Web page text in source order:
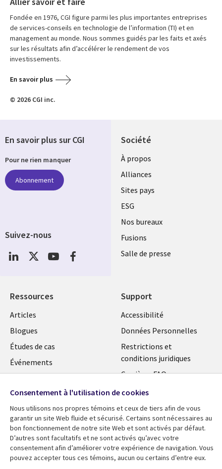
Fondée en 1976, CGI figure parmi les plus importantes entreprises
de services-conseils en technologie de l’information (TI) et en
management au monde. Nous sommes guidés par les faits et axés
sur les résultats afin d’accélérer le rendement de vos
investissements.
En savoir plus
© 2026 CGI inc.
Société
À propos
Alliances
Sites pays
ESG
Nos bureaux
Fusions
Salle de presse
Ressources
Articles
Blogues
Études de cas
Événements
Vidéos
En voir plus
Support
Accessibilité
Données Personnelles
Restrictions et
conditions juridiques
Carrières FAQ
Centre de gestion des
En savoir plus sur CGI
Pour ne rien manquer
Abonnement
Suivez-nous
Social
Media
Consentement à l'utilisation de cookies
Nous utilisons nos propres témoins et ceux de tiers afin de vous
garantir un site Web fluide et sécurisé. Certains sont nécessaires au
bon fonctionnement de notre site Web et sont activés par défaut.
D’autres sont facultatifs et ne sont activés qu’avec votre
consentement afin d’améliorer votre expérience de navigation. Vous
pouvez accepter tous ces témoins, aucun ou certains d’entre eux.